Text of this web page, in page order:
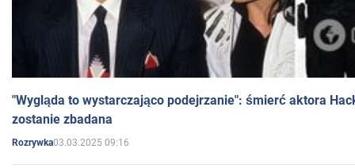
"Wygląda to wystarczająco podejrzanie": śmierć aktora
zostanie zbadana
Rozrywka03.03.2025 09:16